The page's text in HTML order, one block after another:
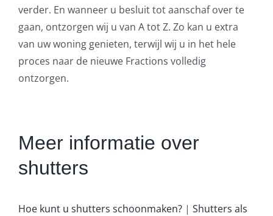
verder. En wanneer u besluit tot aanschaf over te
gaan, ontzorgen wij u van A tot Z. Zo kan u extra
van uw woning genieten, terwijl wij u in het hele
proces naar de nieuwe Fractions volledig
ontzorgen.
Meer informatie over
shutters
Hoe kunt u shutters schoonmaken?| Shutters als